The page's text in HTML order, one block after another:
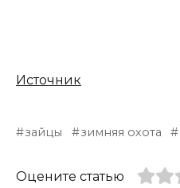
Источник
зайцы зимняя охота
Оцените статью